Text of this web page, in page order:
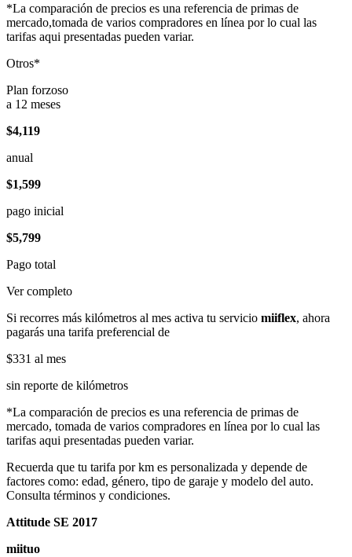
*La comparación de precios es una referencia de primas de
mercado,tomada de varios compradores en línea por lo cual las
tarifas aqui presentadas pueden variar.
Otros*
Plan forzoso
a 12 meses
$4,119
anual
$1,599
pago inicial
$5,799
Pago total
Ver completo
Si recorres más kilómetros al mes activa tu servicio miiflex, ahora
pagarás una tarifa preferencial de
$331 al mes
sin reporte de kilómetros
*La comparación de precios es una referencia de primas de
mercado, tomada de varios compradores en línea por lo cual las
tarifas aqui presentadas pueden variar.
Recuerda que tu tarifa por km es personalizada y depende de
factores como: edad, género, tipo de garaje y modelo del auto.
Consulta términos y condiciones.
Attitude SE 2017
miituo